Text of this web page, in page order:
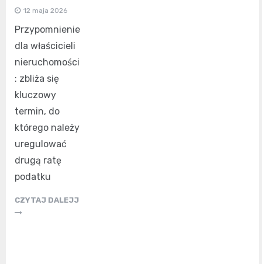
12 maja 2026
Przypomnienie
dla właścicieli
nieruchomości
: zbliża się
kluczowy
termin, do
którego należy
uregulować
drugą ratę
podatku
CZYTAJ DALEJJ